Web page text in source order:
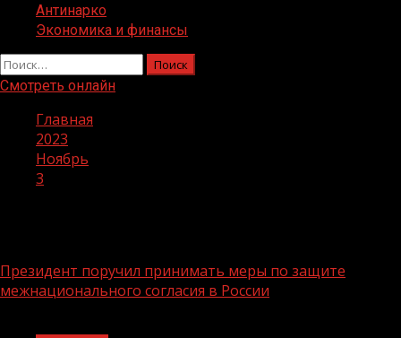
Антинарко
Экономика и финансы
Найти:
Смотреть онлайн
Главная
2023
Ноябрь
3
Президент поручил принимать меры по защите
межнационального согласия в России